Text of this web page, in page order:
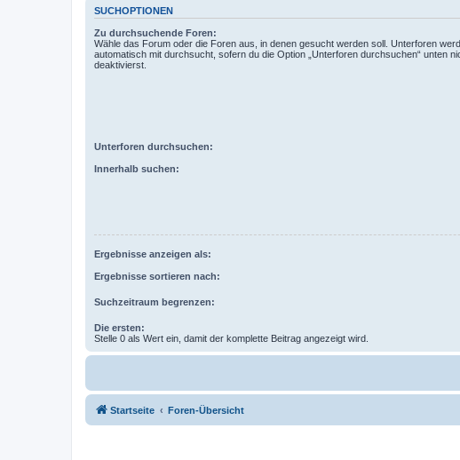
SUCHOPTIONEN
Zu durchsuchende Foren:
Wähle das Forum oder die Foren aus, in denen gesucht werden soll. Unterforen
automatisch mit durchsucht, sofern du die Option „Unterforen durchsuchen“ unten
deaktivierst.
Unterforen durchsuchen:
Innerhalb suchen:
Ergebnisse anzeigen als:
Ergebnisse sortieren nach:
Suchzeitraum begrenzen:
Die ersten:
Stelle 0 als Wert ein, damit der komplette Beitrag angezeigt wird.
Startseite Foren-Übersicht